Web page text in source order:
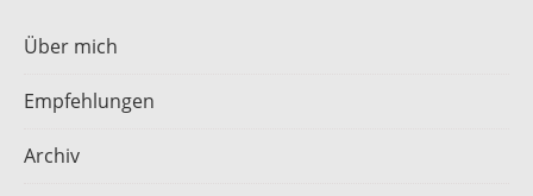
Über mich
Empfehlungen
Archiv